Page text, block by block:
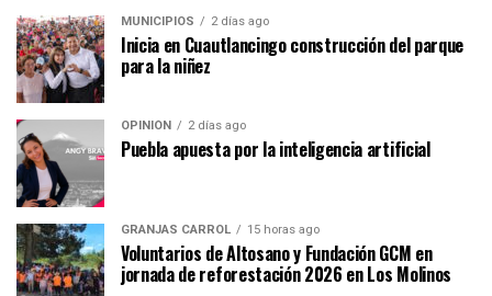
MUNICIPIOS 2 días ago
Inicia en Cuautlancingo construcción del parque
para la niñez
OPINIÓN 2 días ago
Puebla apuesta por la inteligencia artificial
GRANJAS CARROL 15 horas ago
Voluntarios de Altosano y Fundación GCM en
jornada de reforestación 2026 en Los Molinos